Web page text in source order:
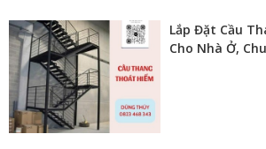
Lắp Đặt Cầu
Cho Nhà Ở,